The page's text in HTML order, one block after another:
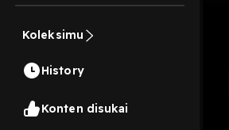
Koleksimu
History
Konten disukai